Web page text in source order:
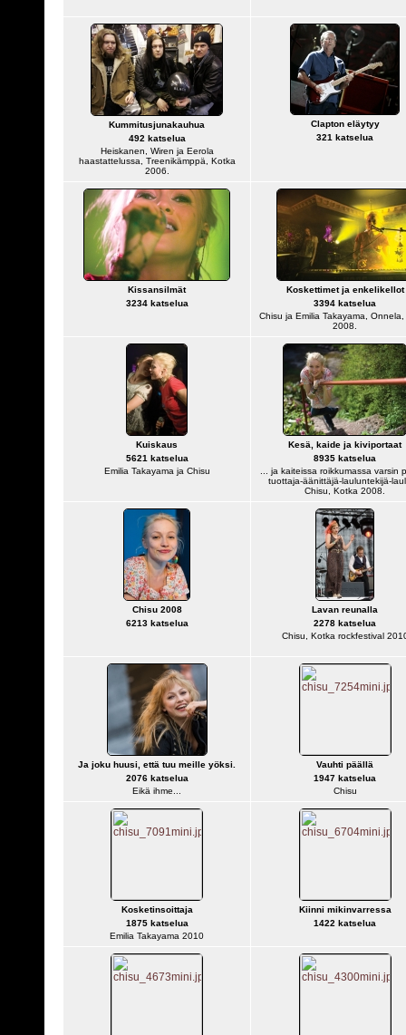
Kummitusjunakauhua
492 katselua
Heiskanen, Wiren ja Eerola
haastattelussa, Treenikämppä, Kotka
2006.
Clapton eläytyy
321 katselua
Kissansilmät
3234 katselua
Koskettimet ja enkelikellot
3394 katselua
Chisu ja Emilia Takayama,
2008.
Kuiskaus
5621 katselua
Emilia Takayama ja Chisu
Kesä, kaide ja kiviportaat
8935 katselua
... ja kaiteissa roikkumassa varsin
tuottaja-äänittäjä-lauluntekijä-
Chisu, Kotka 2008.
Chisu 2008
6213 katselua
Lavan reunalla
2278 katselua
Chisu, Kotka rockfestival
Ja joku huusi, että tuu meille yöksi.
2076 katselua
Eikä ihme...
Vauhti päällä
1947 katselua
Chisu
Kosketinsoittaja
1875 katselua
Emilia Takayama 2010
Kiinni mikinvarressa
1422 katselua